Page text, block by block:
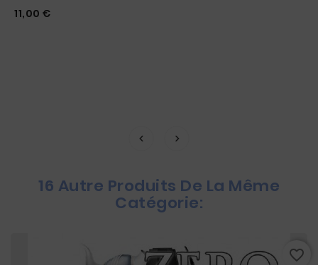
11,00 €
16 Autre Produits De La Même
Catégorie:
favorite_border